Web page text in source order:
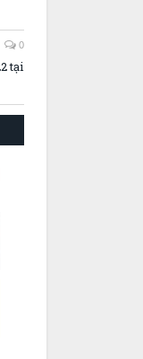
0
tại